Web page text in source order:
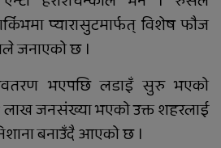
प्यारासुटमार्फत् विशेष फौज
जनाएको छ ।
भएपछि लडाइँ सुरु भएको
जनसंख्या भएको उक्त शहरलाई
बनाउँदै आएको छ ।